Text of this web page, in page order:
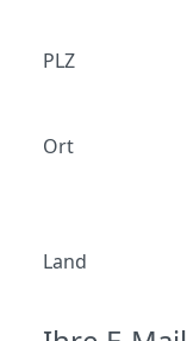
PLZ
Ort
Land